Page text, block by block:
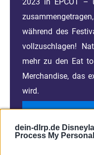
dein-dlrp.de
Process My
2023 in EPCOT –
während des
vollzuschlagen!
mehr zu den Eat
Merchandise, das
wird.